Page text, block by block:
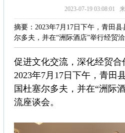
2023-07-19 03:08:01
摘要：2023年7月17日下午，青田
尔多夫，并在“洲际酒店”举行经贸
促进文化交流，深化经贸合
2023年7月17日下午，青田
国杜塞尔多夫，并在“洲际
流座谈会。